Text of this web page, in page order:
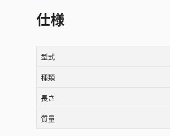
仕様
型式
種類
長さ
質量